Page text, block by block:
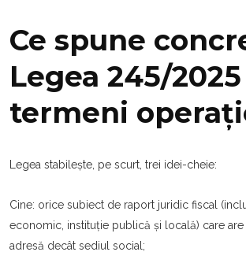
Ce spune
Legea 245/
termeni
Legea stabilește, pe scurt, trei idei-cheie:
Cine: orice subiect de raport juridic fiscal
economic, instituție publică și locală) care are
adresă decât sediul social;